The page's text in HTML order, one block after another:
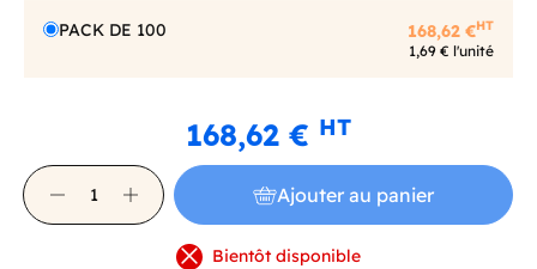
PACK DE 100 168,62 €HT
1,69 € l'unité
168,62 € HT
Ajouter au panier
Bientôt disponible